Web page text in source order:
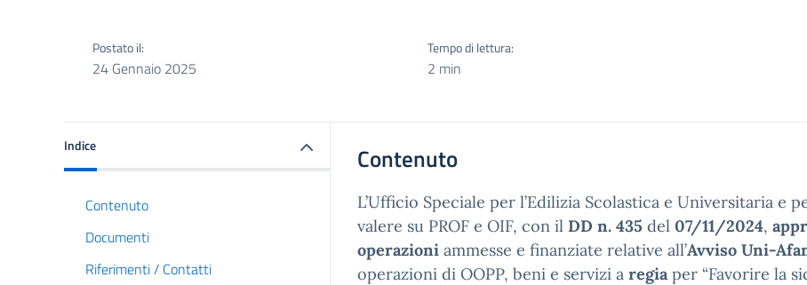
Postato il:
24 Gennaio 2025
Tempo di lettura:
2 min
Indice
Contenuto
Documenti
Riferimenti / Contatti
Contenuto
L’Ufficio Speciale per l’Edilizia Scolastica e Universitaria
valere su PROF e OIF, con il DD n. 435 del 07/11/2024,
operazioni ammesse e finanziate relative all’Avviso Uni-
operazioni di OOPP, beni e servizi a regiaper “Favorire la